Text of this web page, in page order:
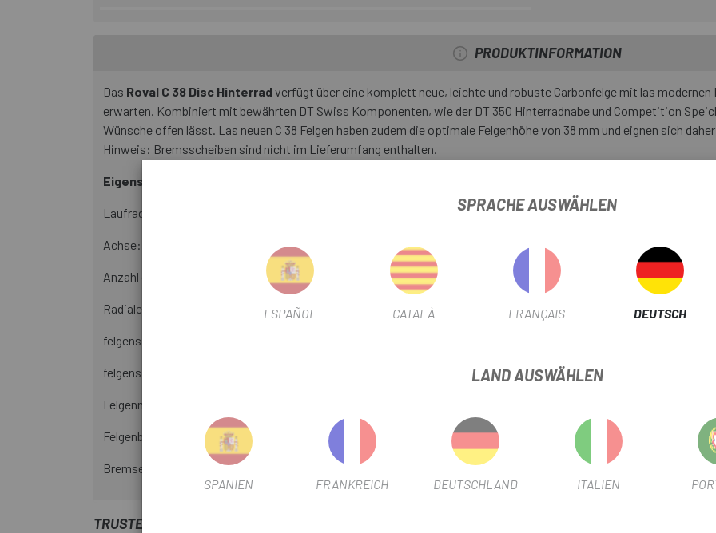
PRODUKTINFORMATION
Das Roval C 38 Disc Hinterradverfügt über eine komplett neue, leichte und robuste Carbonfelge mit las
erwarten. Kombiniert mit bewährten DT Swiss Komponenten, wie der DT 350 Hinterradnabe und Competition
Wünsche offen lässt. Las neuen C 38 Felgen haben zudem die optimale Felgenhöhe von 38 mm und eignen sich
Hinweis: Bremsscheiben sind nicht im Lieferumfang enthalten.
Eigenschaften:
Laufradgröße: 700C.
Achse: 12x142mm.
Anzahl der Funkgeräte: 24.
Radiales Muster: 2 gekreuzt.
felgenspeichen : J-Biegung.
felgenspeichen : DT Swiss Competition Race .
Felgenmaterial: Carbon.
Felgenbreite: 21 mm innen.
Bremsentyp: Scheibenbremse.
TRUSTED SHOPS REVIEWS
SPRACHE AUSWÄHLEN
ESPAÑOL CATALÀ FRANÇAIS DEUTSCH
LAND AUSWÄHLEN
SPANIEN FRANKREICH DEUTSCHLAND ITALIEN